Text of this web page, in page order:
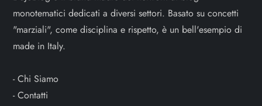
monotematici dedicati a diversi settori. Basato su concetti
"marziali", come disciplina e rispetto, è un bell'esempio di
made in Italy.
-Chi Siamo
-Contatti